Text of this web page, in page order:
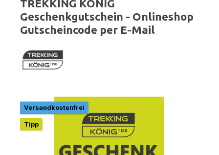
TREKKING KÖNIG
Geschenkgutschein - Onlineshop
Gutscheincode per E-Mail
Bildergalerie überspringen
Versandkostenfrei
Tipp